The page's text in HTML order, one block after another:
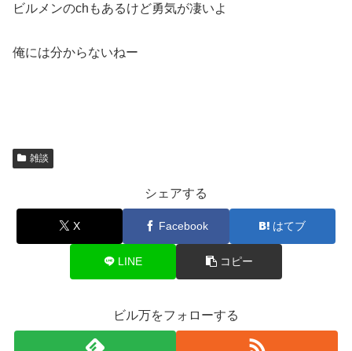
ビルメンのchもあるけど勇気が凄いよ
俺には分からないねー
雑談
シェアする
X Facebook はてブ
LINE コピー
ビル万をフォローする